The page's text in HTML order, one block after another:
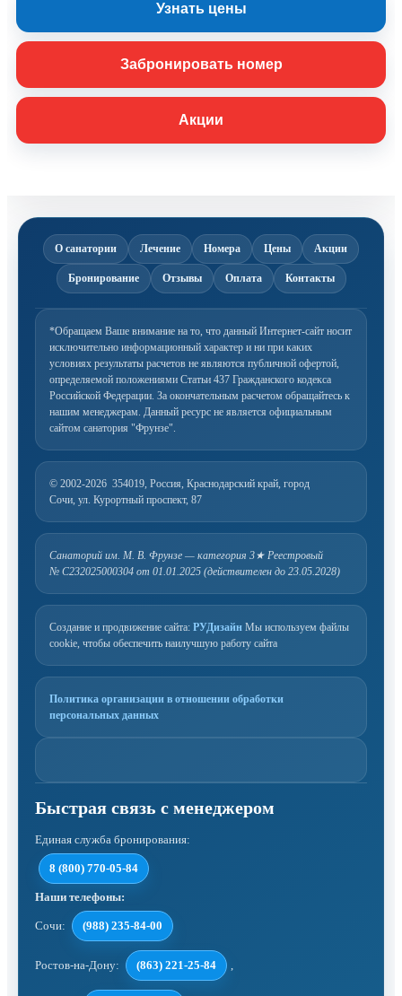
Узнать цены
Забронировать номер
Акции
О санатории Лечение Номера Цены Акции
Бронирование Отзывы Оплата Контакты
*Обращаем Ваше внимание на то, что данный Интернет-сайт носит
исключительно информационный характер и ни при каких
условиях результаты расчетов не являются публичной офертой,
определяемой положениями Статьи 437 Гражданского кодекса
Российской Федерации. За окончательным расчетом обращайтесь к
нашим менеджерам. Данный ресурс не является официальным
сайтом санатория "Фрунзе".
© 2002-2026 354019, Россия, Краснодарский край, город
Сочи, ул. Курортный проспект, 87
Санаторий им. М. В. Фрунзе — категория 3★ Реестровый
№ С232025000304 от 01.01.2025 (действителен до 23.05.2028)
Создание и продвижение сайта: РУДизайн Мы используем файлы
cookie, чтобы обеспечить наилучшую работу сайта
Политика организации в отношении обработки
персональных данных
Единая служба бронирования:
8 (800) 770-05-84
Наши телефоны:
Сочи: (988) 235-84-00
Ростов-на-Дону: (863) 221-25-84